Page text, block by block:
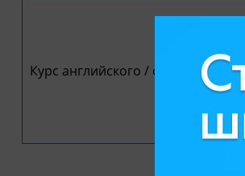
Курс английского / французского